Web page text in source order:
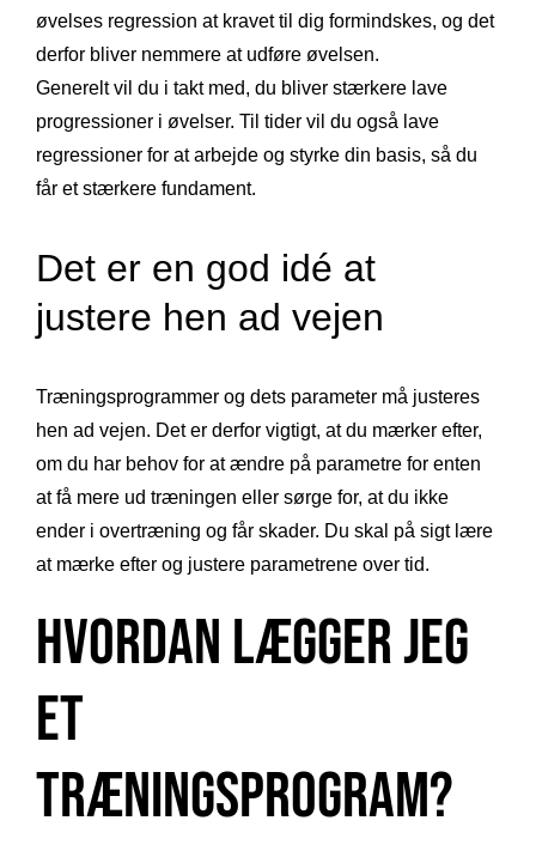
øvelses regression at kravet til dig formindskes, og det
derfor bliver nemmere at udføre øvelsen.
Generelt vil du i takt med, du bliver stærkere lave
progressioner i øvelser. Til tider vil du også lave
regressioner for at arbejde og styrke din basis, så du
får et stærkere fundament.
Det er en god idé at
justere hen ad vejen
Træningsprogrammer og dets parameter må justeres
hen ad vejen. Det er derfor vigtigt, at du mærker efter,
om du har behov for at ændre på parametre for enten
at få mere ud træningen eller sørge for, at du ikke
ender i overtræning og får skader. Du skal på sigt lære
at mærke efter og justere parametrene over tid.
Hvordan lægger jeg
et
træningsprogram?